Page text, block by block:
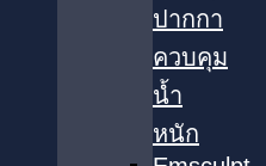
ปากกา
ควบคุม
น้ำ
หนัก